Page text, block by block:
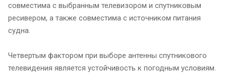
совместима с выбранным телевизором и спутниковым
ресивером, а также совместима с источником питания
судна.
Четвертым фактором при выборе антенны спутникового
телевидения является устойчивость к погодным условиям.